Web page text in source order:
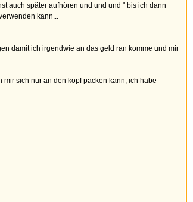
auch später aufhören und und und " bis ich dann
kann...
damit ich irgendwie an das geld ran komme und mir
sich nur an den kopf packen kann, ich habe